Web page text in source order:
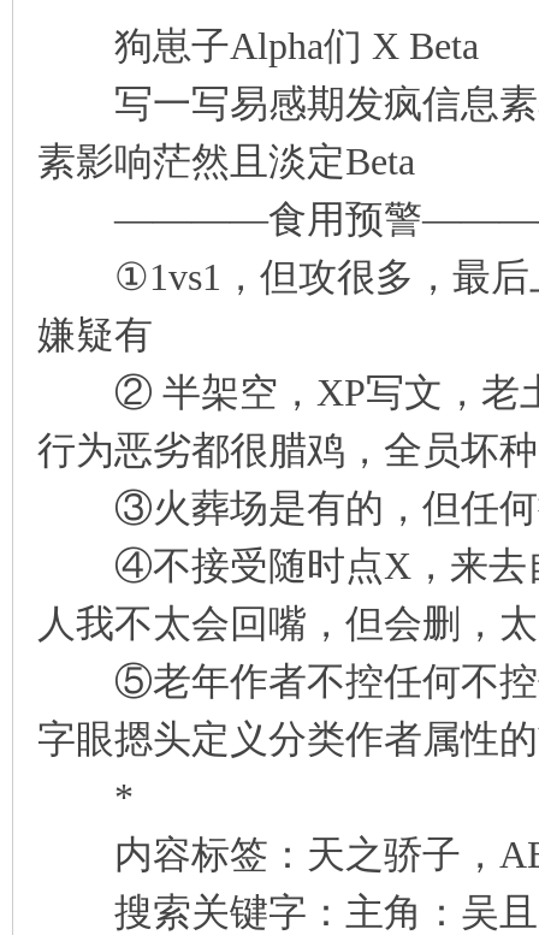
狗崽子Alpha们 X Beta
写一写易感期发疯信息素
素影响茫然且淡定Beta
————食用预警
①1vs1，但攻很多，最后
嫌疑有
② 半架空，XP写文，老土
行为恶劣都很腊鸡，全员坏种
③火葬场是有的，但任何
④不接受随时点X，来去
人我不太会回嘴，但会删，
⑤老年作者不控任何不控
字眼摁头定义分类作者属性
*
内容标签：天之骄子，
搜索关键字：主角：吴且